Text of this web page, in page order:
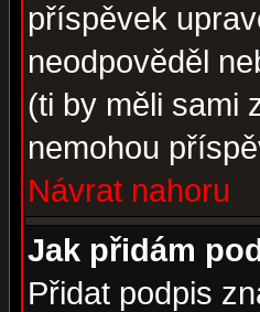
příspěvek
neodpověděl
(ti by měli sami
nemohou
Návrat nahoru
Jak přidám
Přidat podpis